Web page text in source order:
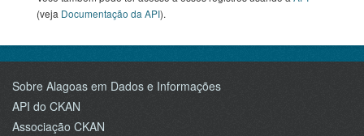
(veja Documentação da API).
Sobre Alagoas em Dados e Informações
API do CKAN
Associação CKAN